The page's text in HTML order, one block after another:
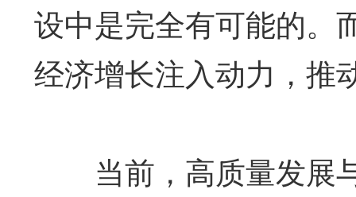
设中是完全有可能的。
经济增长注入动力，推
当前，高质量发展